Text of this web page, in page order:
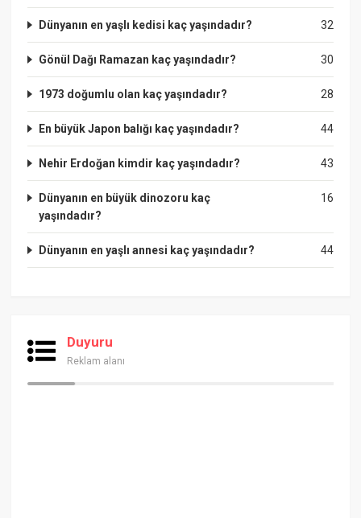
32
Dünyanın en yaşlı kedisi kaç yaşındadır?
30
Gönül Dağı Ramazan kaç yaşındadır?
28
1973 doğumlu olan kaç yaşındadır?
44
En büyük Japon balığı kaç yaşındadır?
43
Nehir Erdoğan kimdir kaç yaşındadır?
16
Dünyanın en büyük dinozoru kaç
yaşındadır?
44
Dünyanın en yaşlı annesi kaç yaşındadır?
Duyuru
Reklam alanı